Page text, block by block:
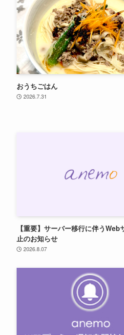
おうちごはん
2026.7.31
【重要】サーバー移行に伴うWeb
止のお知らせ
2026.8.07